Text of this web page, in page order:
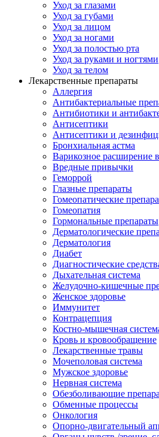
Уход за глазами
Уход за губами
Уход за лицом
Уход за ногами
Уход за полостью рта
Уход за руками и ногтями
Уход за телом
Лекарственные препараты
Аллергия
Антибактериальные
Антибиотики и
Антисептики
Антисептики и
Бронхиальная астма
Варикозное расширение
Вредные привычки
Геморрой
Глазные препараты
Гомеопатические
Гомеопатия
Гормональные препараты
Дерматологические
Дерматология
Диабет
Диагностические
Дыхательная система
Желудочно-кишечные
Женское здоровье
Иммунитет
Контрацепция
Костно-мышечная
Кровь и кровообращение
Лекарственные травы
Мочеполовая система
Мужское здоровье
Нервная система
Обезболивающие
Обменные процессы
Онкология
Опорно-двигательный